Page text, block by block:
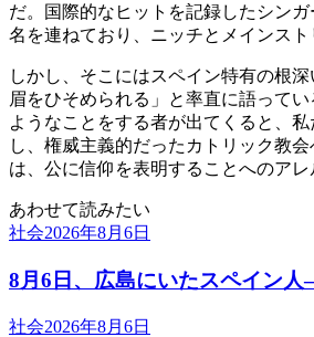
だ。国際的なヒットを記録したシン
名を連ねており、ニッチとメインス
しかし、そこにはスペイン特有の根
眉をひそめられる」と率直に語って
ようなことをする者が出てくると、
し、権威主義的だったカトリック教
は、公に信仰を表明することへのア
あわせて読みたい
社会2026年8月6日
8月6日、広島にいたスペイン
社会2026年8月6日